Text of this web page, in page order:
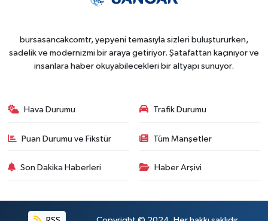
bursasancakcomtr, yepyeni temasıyla sizleri buluştururken,
sadelik ve modernizmi bir araya getiriyor. Şatafattan kaçınıyor ve
insanlara haber okuyabilecekleri bir altyapı sunuyor.
Hava Durumu Trafik Durumu
Puan Durumu ve Fikstür Tüm Manşetler
Son Dakika Haberleri Haber Arşivi